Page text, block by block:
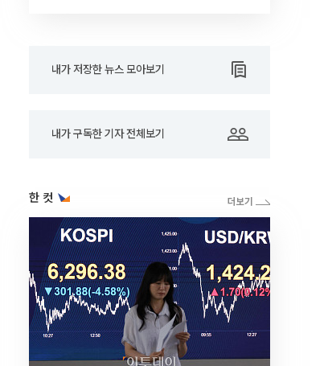
내가 저장한 뉴스 모아보기
내가 구독한 기자 전체보기
한 컷